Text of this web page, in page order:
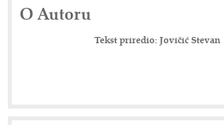
O Autoru
Tekst priredio: Jovičić Stevan